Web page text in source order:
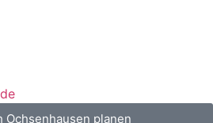
Ochsenhausen planen